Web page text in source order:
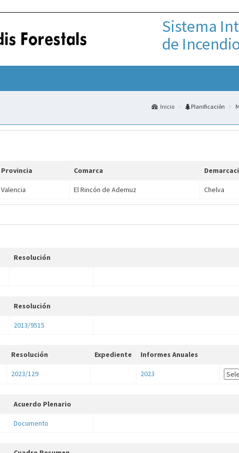
Sistema
de
Inicio Planificación
Provincia Comarca
Valencia El Rincón de Ademuz Chelva
Resolución
Resolución
2013/9515
Resolución Expediente Informes Anuales
2023/129 2023
Acuerdo Plenario
Documento